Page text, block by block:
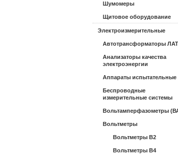
Шумомеры
Щитовое оборудование
Электроизмерительные
Автотрансформаторы
Анализаторы качества
электроэнергии
Аппараты испытательные
Беспроводные
измерительные системы
Вольтамперфазометры
Вольтметры
Вольтметры В2
Вольтметры В4